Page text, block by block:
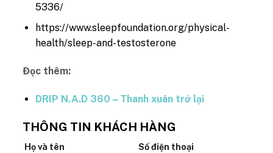
5336/
https://www.sleepfoundation.org/physical-
health/sleep-and-testosterone
Đọc thêm:
DRIP N.A.D 360 – Thanh xuân trở lại
THÔNG TIN KHÁCH HÀNG
Họ và tên Số điện thoại